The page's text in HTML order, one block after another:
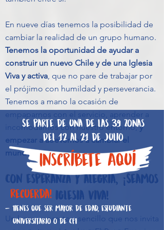
En nueve días tenemos la posibilidad de
cambiar la realidad de un grupo humano.
Tenemos la oportunidad de ayudar a
construir un nuevo Chile y de una Iglesia
Viva y activa, que no pare de trabajar por
el prójimo con humildad y perseverancia.
Tenemos a mano la ocasión de
empaparnos con el servicio, aprender a
incomodarnos con nuestro entorno,y
empezar a atrevernos a cambiar el
mundo.
Con esperanza y alegría, ¡Seamos
iglesia viva!
Un lema concreto y sencillo que nos invita
Se parte de una de las 39 zonas
Del 12 al 21 de Julio
Inscríbete Aquí
Recuerda!
- Tienes que ser mayor de edad, estudiante
universitario o de CFT